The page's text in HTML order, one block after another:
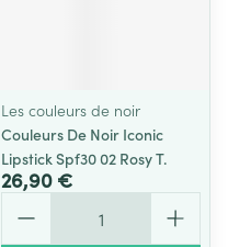
Les couleurs de noir
Couleurs De Noir Iconic
Lipstick Spf30 02 Rosy T.
26,90 €